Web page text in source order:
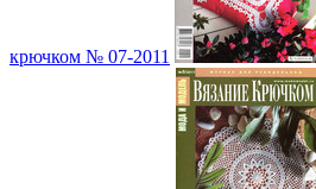
крючком № 07-2011